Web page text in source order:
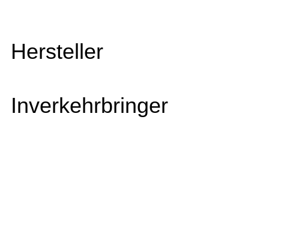
Hersteller
Inverkehrbringer